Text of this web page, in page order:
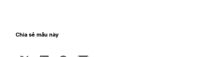
Chia sẻ mẫu này